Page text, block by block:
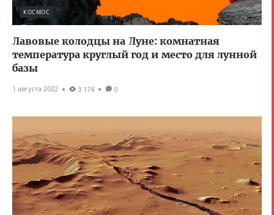
КОСМОС
Лавовые колодцы на Луне: комнатная
температура круглый год и место для лунной
базы
1 августа 2022 3 174 0